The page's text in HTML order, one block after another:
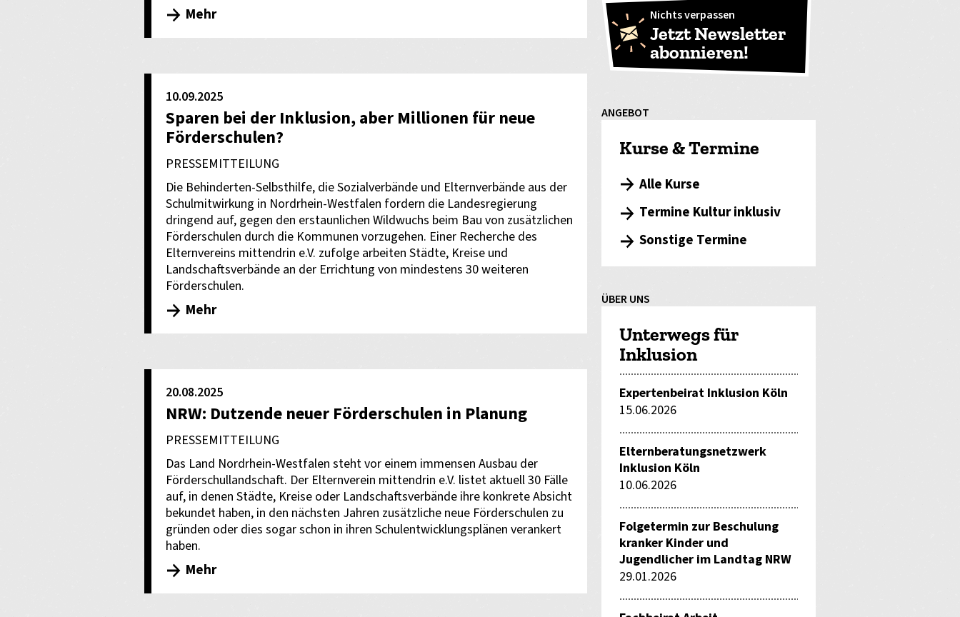
Mehr
10.09.2025
Sparen bei der Inklusion, aber Millionen für neue
Förderschulen?
PRESSEMITTEILUNG
Die Behinderten-Selbsthilfe, die Sozialverbände und Elternverbände aus der
Schulmitwirkung in Nordrhein-Westfalen fordern die Landesregierung
dringend auf, gegen den erstaunlichen Wildwuchs beim Bau von zusätzlichen
Förderschulen durch die Kommunen vorzugehen. Einer Recherche des
Elternvereins mittendrin e.V. zufolge arbeiten Städte, Kreise und
Landschaftsverbände an der Errichtung von mindestens 30 weiteren
Förderschulen.
Mehr
20.08.2025
NRW: Dutzende neuer Förderschulen in Planung
PRESSEMITTEILUNG
Das Land Nordrhein-Westfalen steht vor einem immensen Ausbau der
Förderschullandschaft. Der Elternverein mittendrin e.V. listet aktuell 30 Fälle
auf, in denen Städte, Kreise oder Landschaftsverbände ihre konkrete Absicht
bekundet haben, in den nächsten Jahren zusätzliche neue Förderschulen zu
gründen oder dies sogar schon in ihren Schulentwicklungsplänen verankert
haben.
Mehr
Nichts verpassen
Jetzt Newsletter
abonnieren!
ANGEBOT
Kurse & Termine
Alle Kurse
Termine Kultur inklusiv
Sonstige Termine
ÜBER UNS
Unterwegs für
Inklusion
Expertenbeirat Inklusion Köln
15.06.2026
Elternberatungsnetzwerk
Inklusion Köln
10.06.2026
Folgetermin zur Beschulung
kranker Kinder und
Jugendlicher im Landtag NRW
29.01.2026